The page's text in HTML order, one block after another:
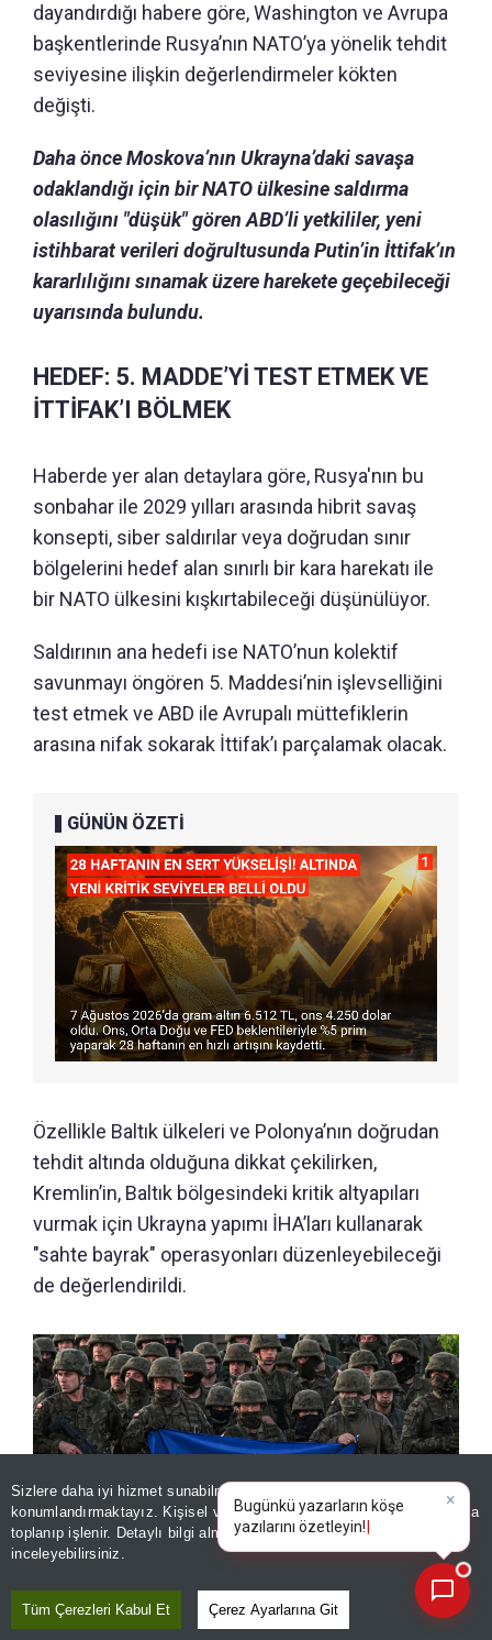
Sizlere daha iyi hizmet sunabilmek adına sitemizde
konumlandırmaktayız. Kişisel verileriniz, KVKK ve GDPR kapsamında
toplanıp işlenir. Detaylı bilgi almak içinAydınlatma Metnimizi
inceleyebilirsiniz.
Tüm Çerezleri Kabul Et Çerez Ayarlarına Git
dayandırdığı habere göre, Washington ve Avrupa
başkentlerinde Rusya’nın NATO’ya yönelik tehdit
seviyesine ilişkin değerlendirmeler kökten
değişti.
Daha önce Moskova’nın Ukrayna’daki savaşa
odaklandığı için bir NATO ülkesine saldırma
olasılığını "düşük" gören ABD’li yetkililer, yeni
istihbarat verileri doğrultusunda Putin’in İttifak’ın
kararlılığını sınamak üzere harekete geçebileceği
uyarısında bulundu.
HEDEF: 5. MADDE’Yİ TEST ETMEK VE
İTTİFAK’I BÖLMEK
Haberde yer alan detaylara göre, Rusya'nın bu
sonbahar ile 2029 yılları arasında hibrit savaş
konsepti, siber saldırılar veya doğrudan sınır
bölgelerini hedef alan sınırlı bir kara harekatı ile
bir NATO ülkesini kışkırtabileceği düşünülüyor.
Saldırının ana hedefi ise NATO’nun kolektif
savunmayı öngören 5. Maddesi’nin işlevselliğini
test etmek ve ABD ile Avrupalı müttefiklerin
arasına nifak sokarak İttifak’ı parçalamak olacak.
GÜNÜN ÖZETİ
Özellikle Baltık ülkeleri ve Polonya’nın doğrudan
tehdit altında olduğuna dikkat çekilirken,
Kremlin’in, Baltık bölgesindeki kritik altyapıları
vurmak için Ukrayna yapımı İHA’ları kullanarak
"sahte bayrak" operasyonları düzenleyebileceği
de değerlendirildi.
Bugünkü yazarların köşe yazı